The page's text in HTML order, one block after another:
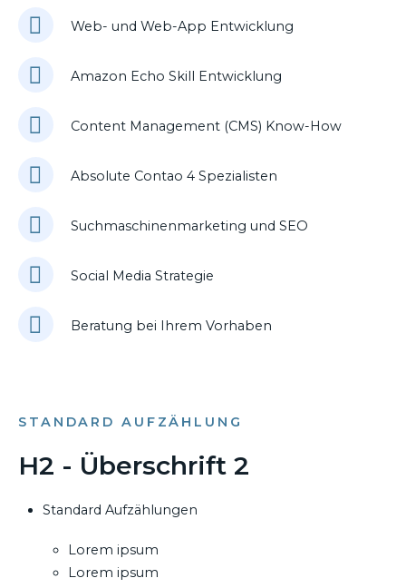
Web- und Web-App Entwicklung
Amazon Echo Skill Entwicklung
Content Management (CMS) Know-How
Absolute Contao 4 Spezialisten
Suchmaschinenmarketing und SEO
Social Media Strategie
Beratung bei Ihrem Vorhaben
STANDARD AUFZÄHLUNG
H2 - Überschrift 2
Standard Aufzählungen
Lorem ipsum
Lorem ipsum